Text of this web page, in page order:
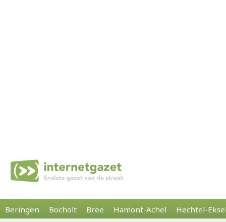
Beringen Bocholt Bree Hamont-Achel Hechtel-